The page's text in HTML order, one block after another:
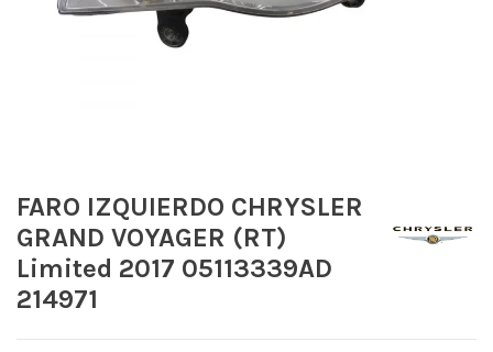
FARO IZQUIERDO CHRYSLER
GRAND VOYAGER (RT)
Limited 2017 05113339AD
214971